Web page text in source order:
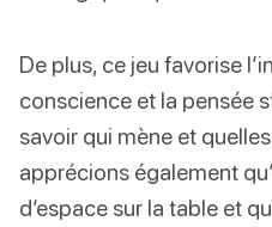
De plus, ce jeu favorise
conscience et la pensée
savoir qui mène et
apprécions également
d’espace sur la table et